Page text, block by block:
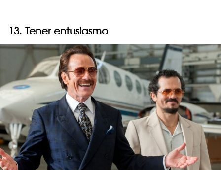
13. Tener entusiasmo